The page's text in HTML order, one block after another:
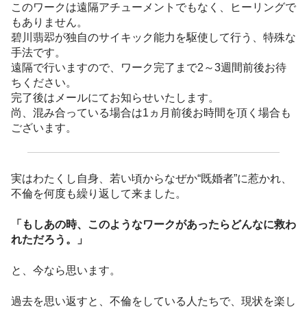
このワークは遠隔アチューメントでもなく、ヒーリングで
もありません。
碧川翡翆が独自のサイキック能力を駆使して行う、特殊な
手法です。
遠隔で行いますので、ワーク完了まで2～3週間前後お待
ちください。
完了後はメールにてお知らせいたします。
尚、混み合っている場合は1ヵ月前後お時間を頂く場合も
ございます。
実はわたくし自身、若い頃からなぜか“既婚者”に惹かれ、
不倫を何度も繰り返して来ました。
「もしあの時、このようなワークがあったらどんなに救わ
れただろう。」
と、今なら思います。
過去を思い返すと、不倫をしている人たちで、現状を楽し